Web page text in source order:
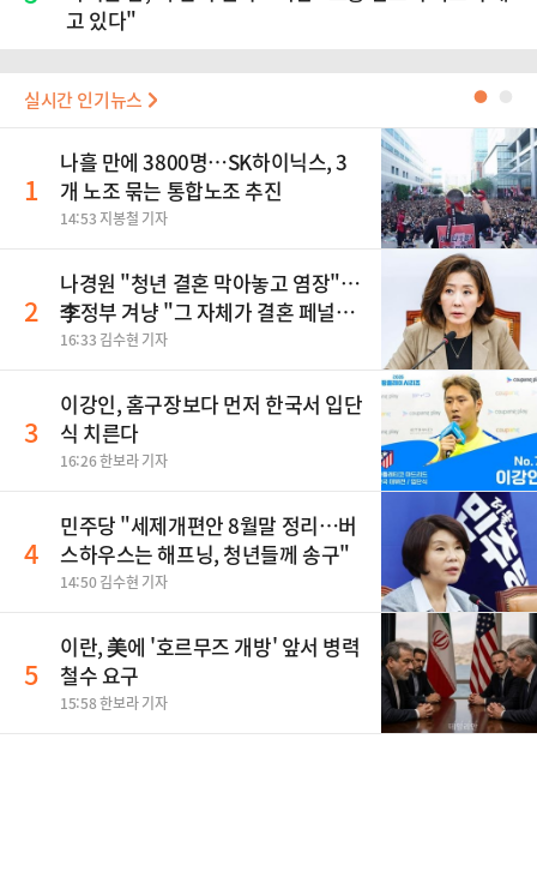
고 있다"
실시간 인기뉴스 ●
1
나흘 만에 3800명…SK하이닉스, 3
개 노조 묶는 통합노조 추진
14:53 지봉철 기자
2
나경원 "청년 결혼 막아놓고 염장"…
李정부 겨냥 "그 자체가 결혼 페널
티"
16:33 김수현 기자
3
이강인, 홈구장보다 먼저 한국서 입단
식 치른다
16:26 한보라 기자
4
민주당 "세제개편안 8월말 정리…버
스하우스는 해프닝, 청년들께 송구"
14:50 김수현 기자
5
이란, 美에 '호르무즈 개방' 앞서 병력
철수 요구
15:58 한보라 기자